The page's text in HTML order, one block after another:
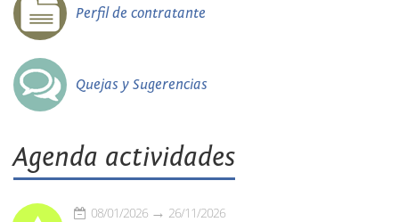
Perfil de contratante
Quejas y Sugerencias
Agenda actividades
08/01/2026 26/11/2026